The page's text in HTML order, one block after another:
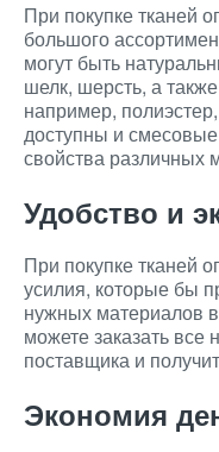
При покупке тканей
большого
могут быть
шелк, шерсть, а
например,
доступны и
свойства различных
Удобство и
При покупке тканей
усилия, которые бы
нужных материалов
можете заказать все
поставщика и
Экономия